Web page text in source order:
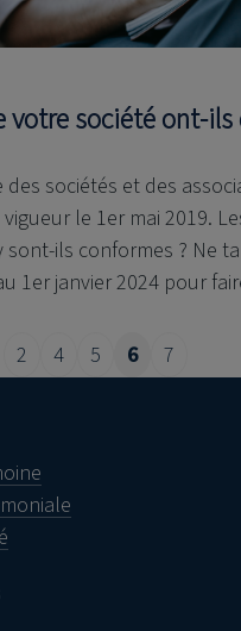
votre société ont-
des sociétés et des
le 1er mai 2019.
sont-ils conformes ? Ne
1er janvier 2024 pour
2
4 5 6 7